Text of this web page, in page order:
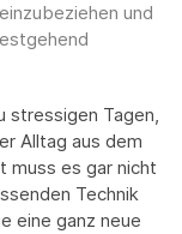
und
stressigen Tagen,
Alltag aus dem
muss es gar nicht
Technik
eine ganz neue